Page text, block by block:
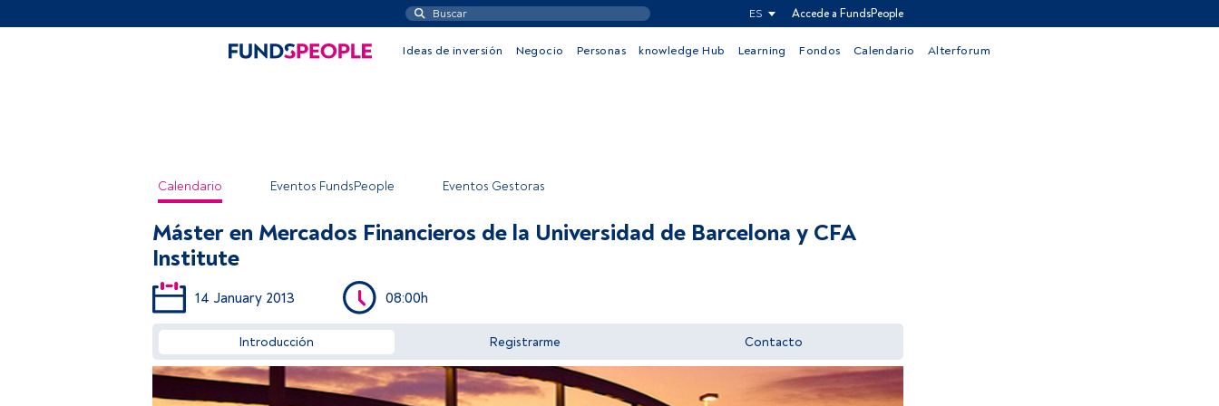
ES Accede a FundsPeople
Ideas de inversión Negocio Personas knowledge Hub Learning Fondos Calendario Alterforum
Calendario Eventos FundsPeople Eventos Gestoras
Acceder a FundsPeople
Máster en Mercados Financieros de la Universidad de Barcelona y CFA
Institute
14 January 2013 08:00h
Introducción Registrarme Contacto